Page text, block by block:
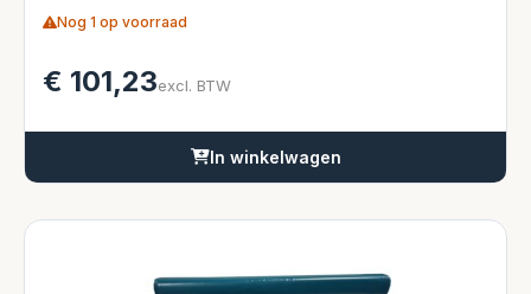
Nog 1 op voorraad
€ 101,23excl. BTW
In winkelwagen